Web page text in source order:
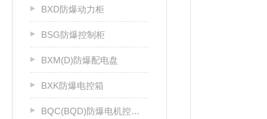
BXD防爆动力柜
BSG防爆控制柜
BXM(D)防爆配电盘
BXK防爆电控箱
BQC(BQD)防爆电机控制器